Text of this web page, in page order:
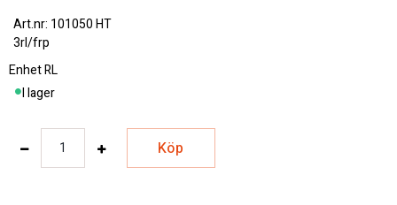
101050 HT
3rl/frp
EnhetRL
I lager
Köp